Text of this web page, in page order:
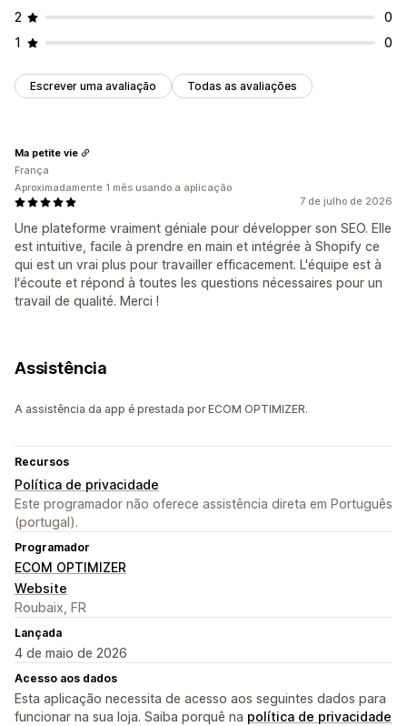
2
0
1
0
Escrever uma avaliação Todas as avaliações
7 de julho de 2026
Une plateforme vraiment géniale pour développer son SEO. Elle
est intuitive, facile à prendre en main et intégrée à Shopify ce
qui est un vrai plus pour travailler efficacement. L'équipe est à
l'écoute et répond à toutes les questions nécessaires pour un
travail de qualité. Merci !
Ma petite vie
França
Aproximadamente 1 mês usando a aplicação
Assistência
A assistência da app é prestada por ECOM OPTIMIZER.
Recursos
Política de privacidade
Este programador não oferece assistência direta em Português
(portugal).
Programador
ECOM OPTIMIZER
Website
Roubaix, FR
Lançada
4 de maio de 2026
Acesso aos dados
Esta aplicação necessita de acesso aos seguintes dados para
funcionar na sua loja. Saiba porquê na política de privacidade